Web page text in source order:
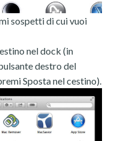
sospetti di cui vuoi
nel dock (in
destro del
Sposta nel cestino).